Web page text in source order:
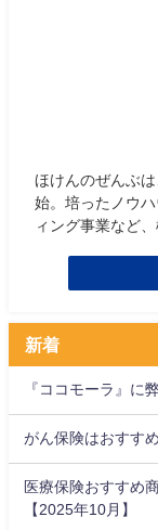
ほけんのぜんぶ
始。培ったノウ
ィング事業など
新着
『ココモーラ』に
がん保険はおすす
医療保険おすすめ
【2025年10月】